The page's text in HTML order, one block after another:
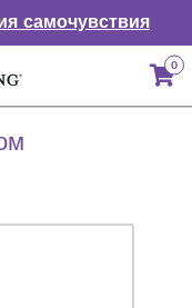
самочувствия
0